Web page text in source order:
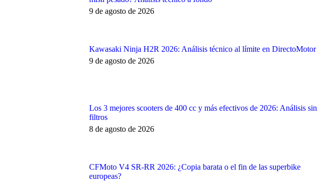
9 de agosto de 2026
Kawasaki Ninja H2R 2026: Análisis técnico al límite en DirectoMotor
9 de agosto de 2026
Los 3 mejores scooters de 400 cc y más efectivos de 2026: Análisis sin
filtros
8 de agosto de 2026
CFMoto V4 SR-RR 2026: ¿Copia barata o el fin de las superbike
europeas?